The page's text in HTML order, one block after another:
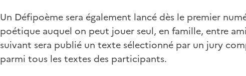
Un Défipoème sera également lancé dès le premier
poétique auquel on peut jouer seul, en famille, entre
suivant sera publié un texte sélectionné par un jury
parmi tous les textes des participants.